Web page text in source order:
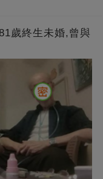
歲終生未婚,曾與